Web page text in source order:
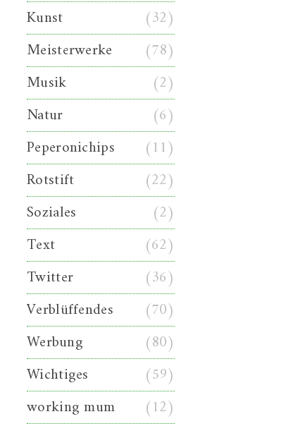
Kunst
(32)
Meisterwerke
(78)
Musik
(2)
Natur
(6)
Peperonichips
(11)
Rotstift
(22)
Soziales
(2)
Text
(62)
Twitter
(36)
Verblüffendes
(70)
Werbung
(80)
Wichtiges
(59)
working mum
(12)